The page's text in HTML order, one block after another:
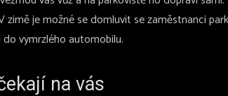
zimě je možné se domluvit se zaměstnanci
vymrzlého automobilu.
na vás